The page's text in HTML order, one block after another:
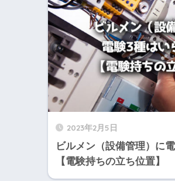
2023年2月5日
ビルメン（設備管理）に
【電験持ちの立ち位置】